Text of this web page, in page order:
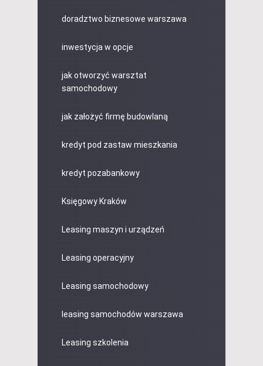
doradztwo biznesowe warszawa
inwestycja w opcje
jak otworzyć warsztat
samochodowy
jak założyć firmę budowlaną
kredyt pod zastaw mieszkania
kredyt pozabankowy
Księgowy Kraków
Leasing maszyn i urządzeń
Leasing operacyjny
Leasing samochodowy
leasing samochodów warszawa
Leasing szkolenia